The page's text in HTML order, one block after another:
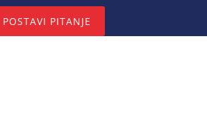
POSTAVI PITANJE